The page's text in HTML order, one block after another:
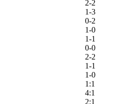
2-2
1-3
0-2
1-0
1-1
0-0
2-2
1-1
1-0
1:1
4:1
2:1